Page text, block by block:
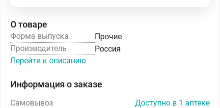
О товаре
Форма выпуска
Прочие
Производитель
Россия
Перейти к описанию
Информация о заказе
Самовывоз Доступно в 1 аптеке